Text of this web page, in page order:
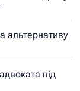
альтернативу
під